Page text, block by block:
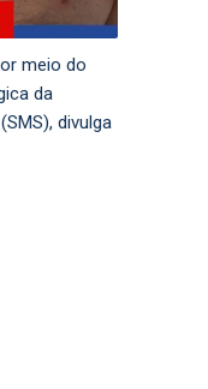
meio do
da
divulga